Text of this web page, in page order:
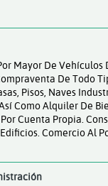
Mayor De Vehículos
De Todo
Pisos, Naves
Como Alquiler De
Cuenta Propia.
Comercio Al